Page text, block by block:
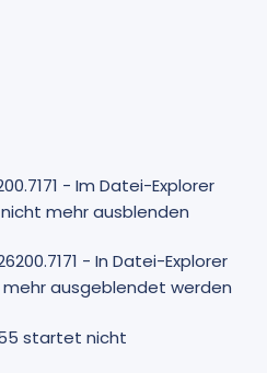
- Im Datei-Explorer
mehr ausblenden
- In Datei-Explorer
ausgeblendet werden
startet nicht